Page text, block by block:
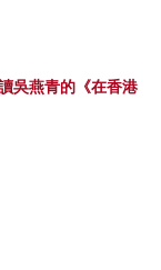
吳燕青的《在香港